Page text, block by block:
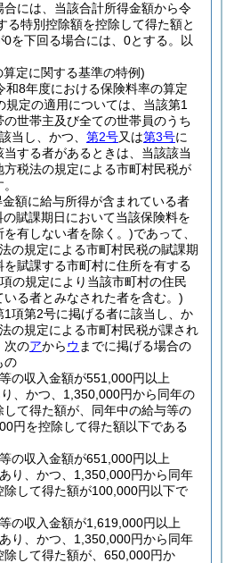
には、当該合計所得金額から令
る特別控除額を控除して得た額と
0を下回る場合には、0とする。以
定に関する基準の特例)
和8年度における保険料率の算定
規定の適用については、当該第1
世帯主及び全ての世帯員のうち
当し、かつ、 第2号又は第3号に
する者があるときは、当該該当
税法の規定による市町村民税が
額に給与所得が含まれている者
賦課期日において当該保険料を
有しない者を除く。)であって、
の規定による市町村民税の賦課期
を賦課する市町村に住所を有する
の規定により当該市町村の住民
る者とみなされた者を含む。)
項第2号に掲げる者に該当し、か
の規定による市町村民税が課され
次のアからウ までに掲げる場合の
の
の収入金額が551,000円以上
、かつ、1,350,000円から同年の
て得た額が、同年中の給与等の
円を控除して得た額以下である
の収入金額が651,000円以上
り、かつ、1,350,000円から同年
除して得た額が100,000円以下で
の収入金額が1,619,000円以上
り、かつ、1,350,000円から同年
除して得た額が、650,000円か